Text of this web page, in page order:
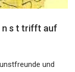
n s t trifft auf
und